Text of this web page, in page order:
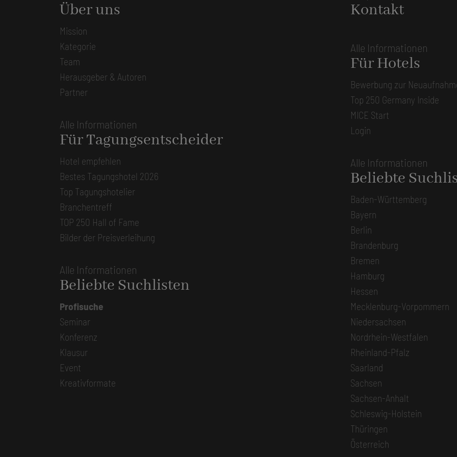
Über uns
Mission
Kategorie
Team
Herausgeber & Autoren
Partner
Alle Informationen
Für Tagungsentscheider
Hotel empfehlen
Bestes Tagungshotel 2026
Top Tagungshotelier
Branchentreff
TOP 250 Hall of Fame
Bilder der Preisverleihung
Alle Informationen
Beliebte Suchlisten
Profisuche
Seminar
Konferenz
Klausur
Event
Kreativformate
Kontakt
Alle Informationen
Für Hotels
Bewerbung zur
Top 250 Germany Inside
MICE Start
Login
Alle Informationen
Beliebte
Baden-Württemberg
Bayern
Berlin
Brandenburg
Bremen
Hamburg
Hessen
Mecklenburg-Vorpommern
Niedersachsen
Nordrhein-Westfalen
Rheinland-Pfalz
Saarland
Sachsen
Sachsen-Anhalt
Schleswig-Holstein
Thüringen
Österreich